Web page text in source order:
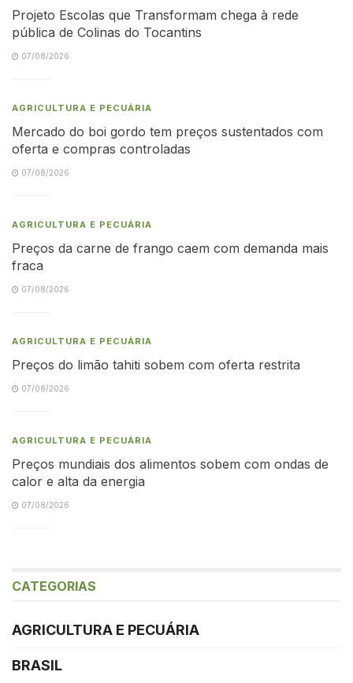
Projeto Escolas que Transformam chega à rede
pública de Colinas do Tocantins
07/08/2026
AGRICULTURA E PECUÁRIA
Mercado do boi gordo tem preços sustentados com
oferta e compras controladas
07/08/2026
AGRICULTURA E PECUÁRIA
Preços da carne de frango caem com demanda mais
fraca
07/08/2026
AGRICULTURA E PECUÁRIA
Preços do limão tahiti sobem com oferta restrita
07/08/2026
AGRICULTURA E PECUÁRIA
Preços mundiais dos alimentos sobem com ondas de
calor e alta da energia
07/08/2026
CATEGORIAS
AGRICULTURA E PECUÁRIA
BRASIL